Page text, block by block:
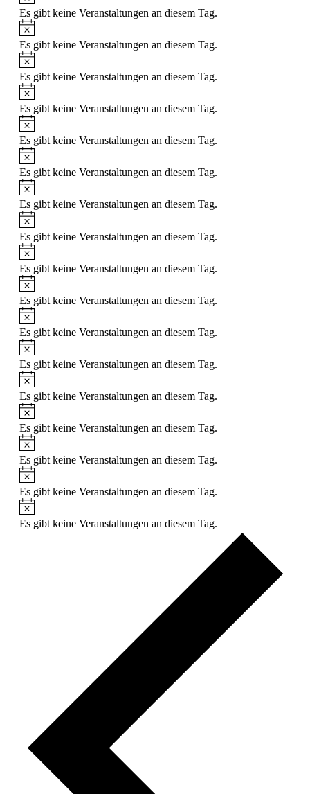
Es gibt keine Veranstaltungen an diesem Tag.
Es gibt keine Veranstaltungen an diesem Tag.
Es gibt keine Veranstaltungen an diesem Tag.
Es gibt keine Veranstaltungen an diesem Tag.
Es gibt keine Veranstaltungen an diesem Tag.
Es gibt keine Veranstaltungen an diesem Tag.
Es gibt keine Veranstaltungen an diesem Tag.
Es gibt keine Veranstaltungen an diesem Tag.
Es gibt keine Veranstaltungen an diesem Tag.
Es gibt keine Veranstaltungen an diesem Tag.
Es gibt keine Veranstaltungen an diesem Tag.
Es gibt keine Veranstaltungen an diesem Tag.
Es gibt keine Veranstaltungen an diesem Tag.
Es gibt keine Veranstaltungen an diesem Tag.
Es gibt keine Veranstaltungen an diesem Tag.
Es gibt keine Veranstaltungen an diesem Tag.
Es gibt keine Veranstaltungen an diesem Tag.